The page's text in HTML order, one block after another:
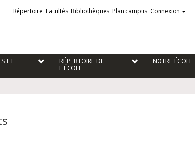
Liens
externes
Répertoire Facultés Bibliothèques Plan campus Connexion
ET RÉPERTOIRE DE
L'ÉCOLE
NOTRE ÉCOLE